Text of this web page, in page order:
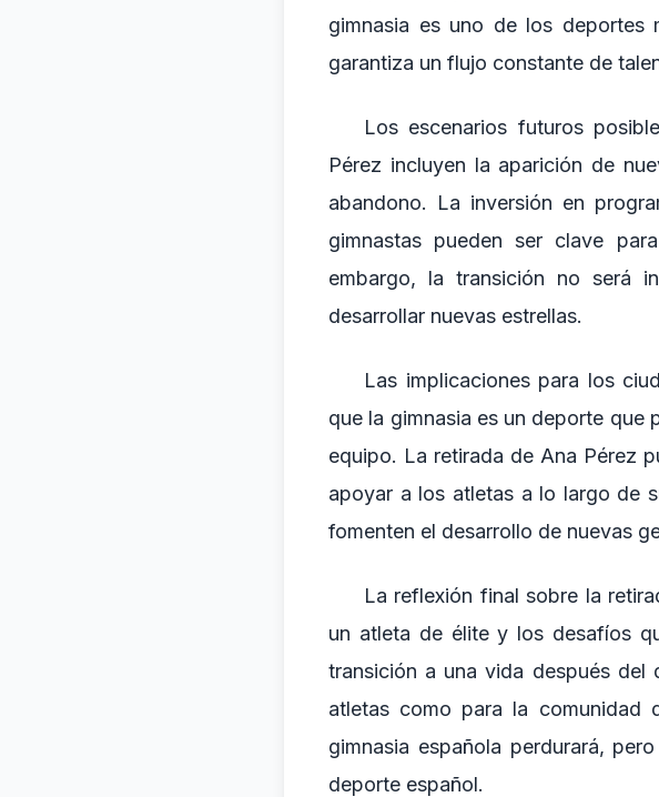
gimnasia es uno de los deportes
garantiza un flujo constante de
Los escenarios futuros
Pérez incluyen la aparición de
abandono. La inversión en
gimnastas pueden ser clave
embargo, la transición no será
desarrollar nuevas estrellas.
Las implicaciones para los
que la gimnasia es un deporte que
equipo. La retirada de Ana Pérez
apoyar a los atletas a lo largo de
fomenten el desarrollo de nuevas
La reflexión final sobre la
un atleta de élite y los desafíos
transición a una vida después
atletas como para la comunidad
gimnasia española perdurará,
deporte español.